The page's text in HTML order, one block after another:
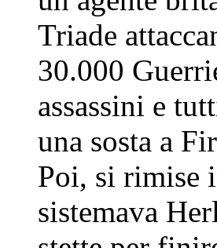
Triade
30.000
assassini e
una sosta a
Poi, si rimise
sistemava